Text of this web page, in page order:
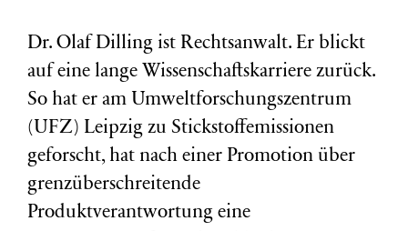
Dr. Olaf Dilling ist Rechtsanwalt. Er blickt
auf eine lange Wissenschaftskarriere zurück.
So hat er am Umweltforschungszentrum
(UFZ) Leipzig zu Stickstoffemissionen
geforscht, hat nach einer Promotion über
grenzüberschreitende
Produktverantwortung eine